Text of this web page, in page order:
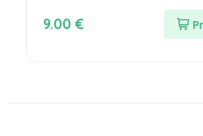
9.00 €